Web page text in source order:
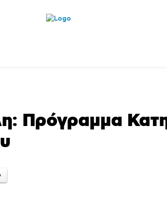
Πρόγραμμα